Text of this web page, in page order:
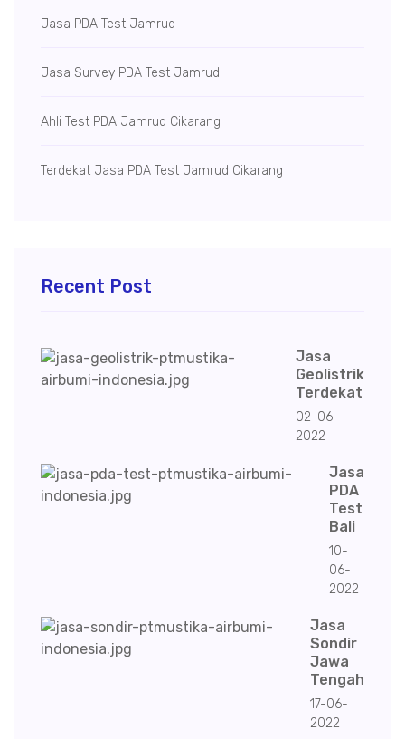
Jasa PDA Test Jamrud
Jasa Survey PDA Test Jamrud
Ahli Test PDA Jamrud Cikarang
Terdekat Jasa PDA Test Jamrud Cikarang
Recent Post
Jasa
Geolistrik
Terdekat
02-06-
2022
Jasa
PDA
Test
Bali
10-
06-
2022
Jasa
Sondir
Jawa
Tengah
17-06-
2022